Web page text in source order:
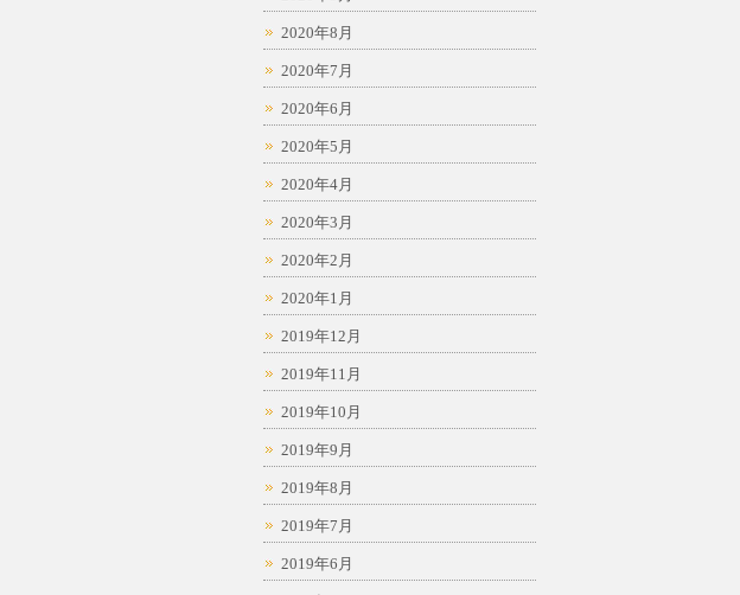
2020年8月
2020年7月
2020年6月
2020年5月
2020年4月
2020年3月
2020年2月
2020年1月
2019年12月
2019年11月
2019年10月
2019年9月
2019年8月
2019年7月
2019年6月